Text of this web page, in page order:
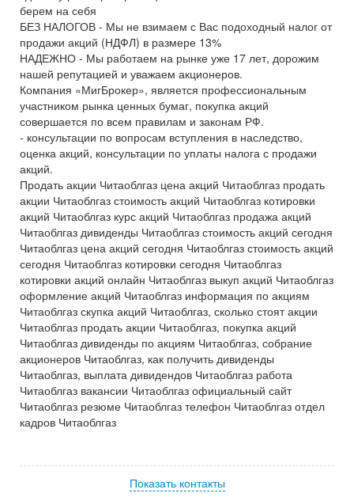
берем на себя
БЕЗ НАЛОГОВ - Мы не взимаем с Вас подоходный налог от
продажи акций (НДФЛ) в размере 13%
НАДЕЖНО - Мы работаем на рынке уже 17 лет, дорожим
нашей репутацией и уважаем акционеров.
Компания «МигБрокер», является профессиональным
участником рынка ценных бумаг, покупка акций
совершается по всем правилам и законам РФ.
- консультации по вопросам вступления в наследство,
оценка акций, консультации по уплаты налога с продажи
акций.
Продать акции Читаоблгаз цена акций Читаоблгаз продать
акции Читаоблгаз стоимость акций Читаоблгаз котировки
акций Читаоблгаз курс акций Читаоблгаз продажа акций
Читаоблгаз дивиденды Читаоблгаз стоимость акций сегодня
Читаоблгаз цена акций сегодня Читаоблгаз стоимость акций
сегодня Читаоблгаз котировки сегодня Читаоблгаз
котировки акций онлайн Читаоблгаз выкуп акций Читаоблгаз
оформление акций Читаоблгаз информация по акциям
Читаоблгаз скупка акций Читаоблгаз, сколько стоят акции
Читаоблгаз продать акции Читаоблгаз, покупка акций
Читаоблгаз дивиденды по акциям Читаоблгаз, собрание
акционеров Читаоблгаз, как получить дивиденды
Читаоблгаз, выплата дивидендов Читаоблгаз работа
Читаоблгаз вакансии Читаоблгаз официальный сайт
Читаоблгаз резюме Читаоблгаз телефон Читаоблгаз отдел
кадров Читаоблгаз
Показать контакты